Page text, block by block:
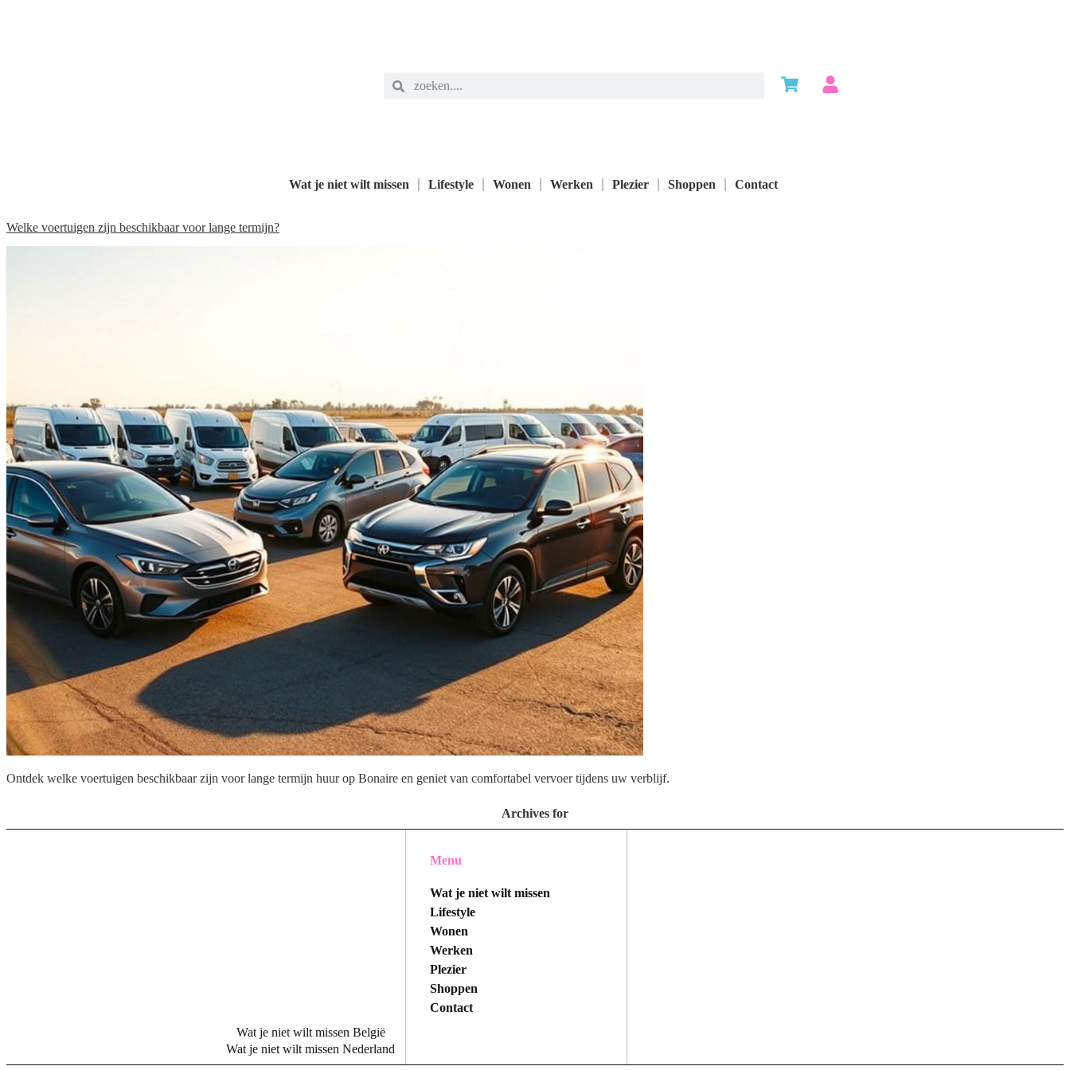
Wat je niet wilt missen Lifestyle Wonen Werken Plezier Shoppen Contact
Welke voertuigen zijn beschikbaar voor lange termijn?
Ontdek welke voertuigen beschikbaar zijn voor lange termijn huur op Bonaire en geniet van comfortabel vervoer tijdens uw verblijf.
Archives for
Wat je niet wilt missen België
Wat je niet wilt missen Nederland
Menu
Wat je niet wilt missen
Lifestyle
Wonen
Werken
Plezier
Shoppen
Contact